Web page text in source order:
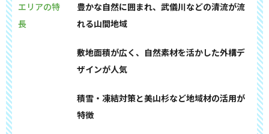
エリアの特
長
豊かな自然に囲まれ、武儀川などの清流が流
れる山間地域
敷地面積が広く、自然素材を活かした外構デ
ザインが人気
積雪・凍結対策と美山杉など地域材の活用が
特徴